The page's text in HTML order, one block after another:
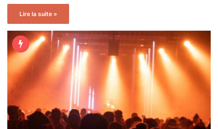
Lire la suite »